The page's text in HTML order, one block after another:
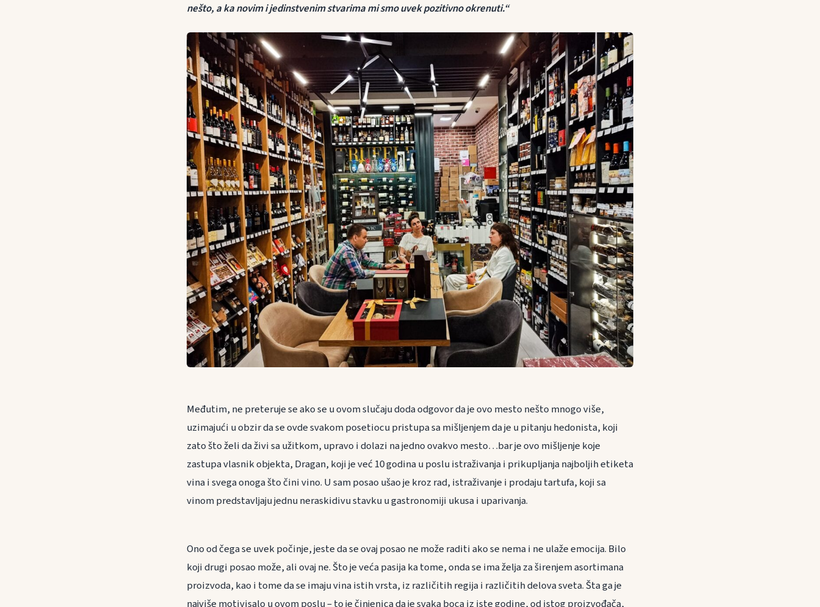
nešto, a ka novim i jedinstvenim stvarima mi smo uvek pozitivno okrenuti.“
Međutim, ne preteruje se ako se u ovom slučaju doda odgovor da je ovo mesto nešto mnogo više,
uzimajući u obzir da se ovde svakom posetiocu pristupa sa mišljenjem da je u pitanju hedonista, koji
zato što želi da živi sa užitkom, upravo i dolazi na jedno ovakvo mesto…bar je ovo mišljenje koje
zastupa vlasnik objekta, Dragan, koji je već 10 godina u poslu istraživanja i prikupljanja najboljih etiketa
vina i svega onoga što čini vino. U sam posao ušao je kroz rad, istraživanje i prodaju tartufa, koji sa
vinom predstavljaju jednu neraskidivu stavku u gastronomiji ukusa i uparivanja.
Ono od čega se uvek počinje, jeste da se ovaj posao ne može raditi ako se nema i ne ulaže emocija. Bilo
koji drugi posao može, ali ovaj ne. Što je veća pasija ka tome, onda se ima želja za širenjem asortimana
proizvoda, kao i tome da se imaju vina istih vrsta, iz različitih regija i različitih delova sveta. Šta ga je
najviše motivisalo u ovom poslu – to je činjenica da je svaka boca iz iste godine, od istog proizvođača,